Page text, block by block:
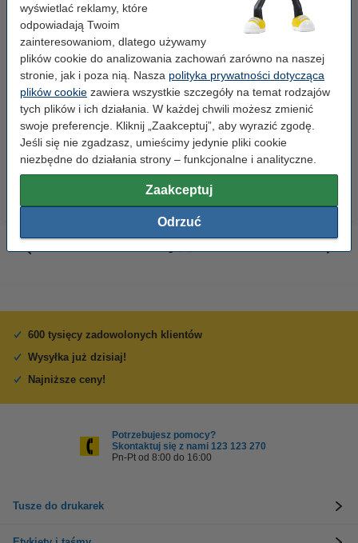
wyświetlać reklamy, które
odpowiadają Twoim
zainteresowaniom, dlatego używamy
plików cookie do analizowania zachowań zarówno na naszej
stronie, jak i poza nią. Nasza polityka prywatności dotycząca
plików cookie zawiera wszystkie szczegóły na temat rodzajów
tych plików i ich działania. W każdej chwili możesz zmienić
swoje preferencje. Kliknij „Zaakceptuj”, aby wyrazić zgodę.
Jeśli się nie zgadzasz, umieścimy jedynie pliki cookie
niezbędne do działania strony – funkcjonalne i analityczne.
Zaakceptuj
Odrzuć
Pojemnik na dokumenty (5
szuflad), 123drukuj
99,00 zł z VAT
Taśma pakowa przeźroczysta
50 mm x 66 m (3 sztuki),
123drukuj
24,90 zł z VAT
600 tysięcy zadowolonych klientów
Wysyłka już dzisiaj!
Najniższe ceny!
Potrzebujesz pomocy?
Skontaktuj się z nami 123 123 270
Pn-Pt od 8:00 do 16:00
Tusze do drukarek